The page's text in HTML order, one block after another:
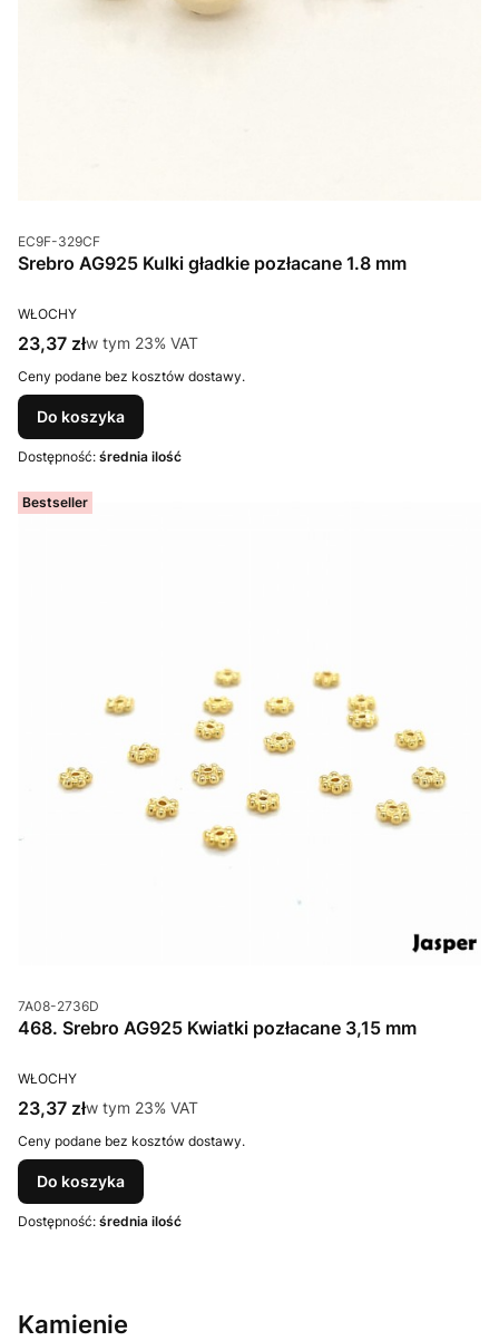
Kod produktu
EC9F-329CF
Srebro AG925 Kulki gładkie pozłacane 1.8 mm
PRODUCENT
WŁOCHY
Cena brutto
23,37 złw tym %s VAT
w tym 23% VAT
Ceny podane bez kosztów dostawy.
Do koszyka
Dostępność: średnia ilość
Bestseller
Kod produktu
7A08-2736D
468. Srebro AG925 Kwiatki pozłacane 3,15 mm
PRODUCENT
WŁOCHY
Cena brutto
23,37 złw tym %s VAT
w tym 23% VAT
Ceny podane bez kosztów dostawy.
Do koszyka
Dostępność: średnia ilość
Kamienie